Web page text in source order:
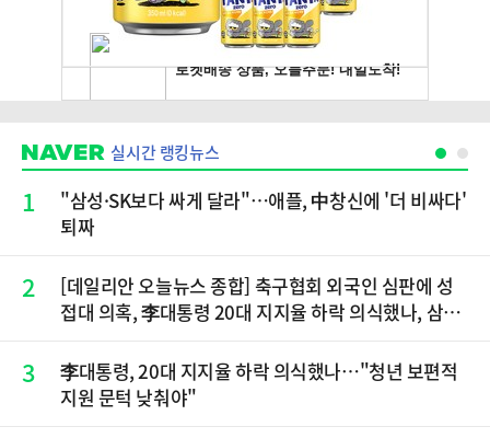
실시간 랭킹뉴스
1
"삼성·SK보다 싸게 달라"…애플, 中창신에 '더 비싸다'
퇴짜
2
[데일리안 오늘뉴스 종합] 축구협회 외국인 심판에 성
접대 의혹, 李대통령 20대 지지율 하락 의식했나, 삼전
재점화, 김민석 "과반 승리 가능성 99%" 등
3
李대통령, 20대 지지율 하락 의식했나…"청년 보편적
지원 문턱 낮춰야"